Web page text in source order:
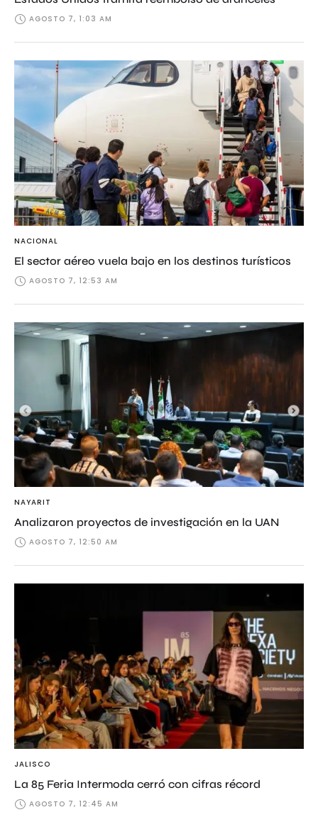
AGOSTO 7, 1:03 AM
NACIONAL
El sector aéreo vuela bajo en los destinos turísticos
AGOSTO 7, 12:53 AM
NAYARIT
Analizaron proyectos de investigación en la UAN
AGOSTO 7, 12:50 AM
JALISCO
La 85 Feria Intermoda cerró con cifras récord
AGOSTO 7, 12:45 AM